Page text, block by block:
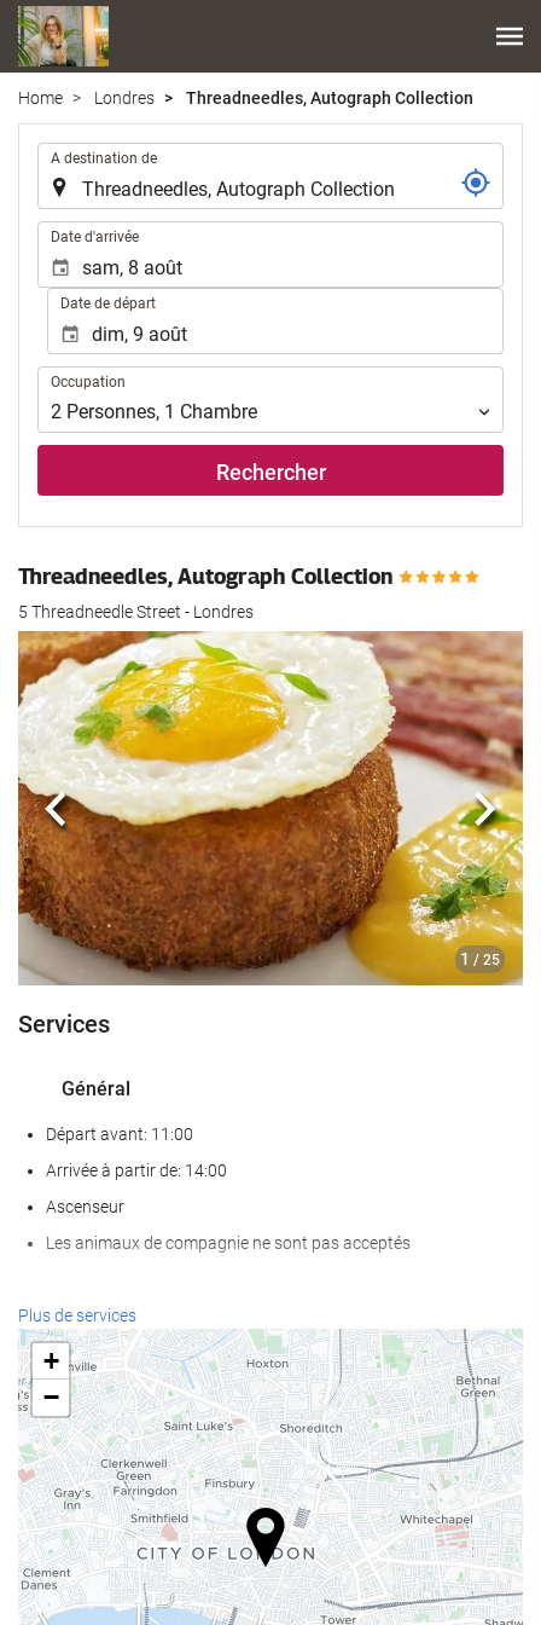
Home Londres Threadneedles, Autograph Collection
A destination de
Date d'arrivée
Date de départ
Occupation
Occupation
2 Personnes, 1 Chambre
Rechercher
Threadneedles, Autograph Collection
5 Threadneedle Street - Londres
1 / 25
Précédent
Services
Général
Départ avant: 11:00
Arrivée à partir de: 14:00
Ascenseur
Les animaux de compagnie ne sont pas acceptés
Services de réception
Réception ouverte 24h/24
Bagagerie
Nourriture et boissons
Restaurant à la carte
Bar
Internet
Plus de services
+
−